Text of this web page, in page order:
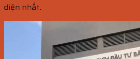
diện nhất.